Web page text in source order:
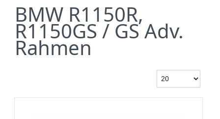
BMW R1150R,
R1150GS / GS Adv.
Rahmen